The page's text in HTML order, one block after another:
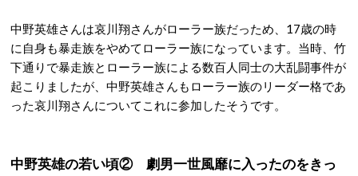
中野英雄さんは哀川翔さんがローラー族だっため、17歳の時
に自身も暴走族をやめてローラー族になっています。当時、竹
下通りで暴走族とローラー族による数百人同士の大乱闘事件が
起こりましたが、中野英雄さんもローラー族のリーダー格であ
った哀川翔さんについてこれに参加したそうです。
中野英雄の若い頃② 劇男一世風靡に入ったのをきっ